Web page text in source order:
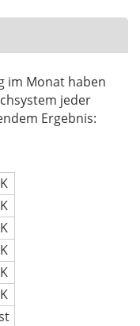
im Monat haben
jeder
Ergebnis: